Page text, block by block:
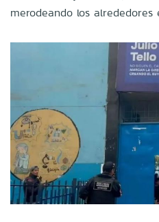
merodeando los alrededores